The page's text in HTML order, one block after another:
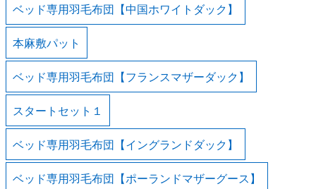
ベッド専用羽毛布団【中国ホワイトダック】
本麻敷パット
ベッド専用羽毛布団【フランスマザーダック】
スタートセット１
ベッド専用羽毛布団【イングランドダック】
ベッド専用羽毛布団【ポーランドマザーグース】